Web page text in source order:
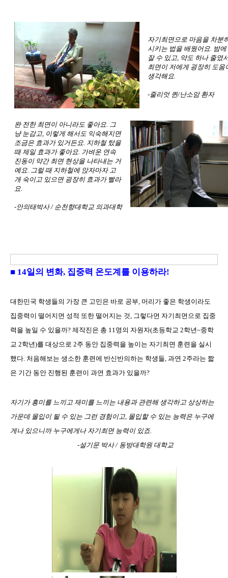
자기최면으로 마음을 차분
시키는 법을 배웠어요. 밤에
잘 수 있고, 약도 하나 줄였
최면이 저에게 굉장히 도움
생각해요.
-줄리엇 퀸/난소암 환자
완 전한 최면이 아니라도 좋아요. 그
냥 눈감고, 이렇게 해서도 익숙해지면
조금은 효과가 있거든요. 지하철 탔을
때 제일 효과가 좋아요. 가벼운 연속
진동이 약간 최면 현상을 나타내는 거
예요. 그럴 때 지하철에 앉자마자 고
개 숙이고 있으면 굉장히 효과가 빨라
요.
-안의태박사 / 순천향대학교 의과대학
■ 14일의 변화, 집중력 온도계를 이용하라!
대한민국 학생들의 가장 큰 고민은 바로 공부, 머리가 좋은 학생이라도
집중력이 떨어지면 성적 또한 떨어지는 것, 그렇다면 자기최면으로 집중
력을 높일 수 있을까? 제작진은 총 11명의 자원자(초등학교 2학년~중학
교 2학년)를 대상으로 2주 동안 집중력을 높이는 자기최면 훈련을 실시
했다. 처음해보는 생소한 훈련에 반신반의하는 학생들, 과연 2주라는 짧
은 기간 동안 진행된 훈련이 과연 효과가 있을까?
자기가 흥미를 느끼고 재미를 느끼는 내용과 관련해 생각하고 상상하는
가운데 몰입이 될 수 있는 그런 경험이고, 몰입할 수 있는 능력은 누구에
게나 있으니까 누구에게나 자기최면 능력이 있죠.
-설기문 박사 / 동방대학원 대학교